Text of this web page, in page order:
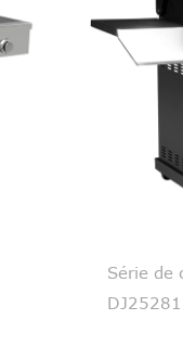
Série de
DJ25281